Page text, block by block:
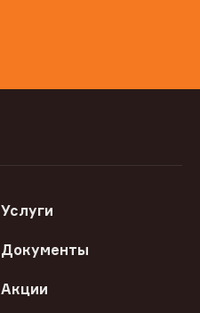
Услуги
Документы
Акции